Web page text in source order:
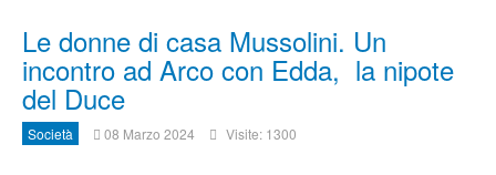
Le donne di casa Mussolini. Un
incontro ad Arco con Edda, la nipote
del Duce
Società 08 Marzo 2024 Visite: 1300